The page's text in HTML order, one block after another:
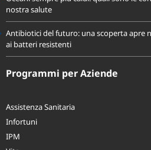
Oceani sempre più caldi: quali sono le
Antibiotici del futuro: una scoperta apre
Programmi per Aziende